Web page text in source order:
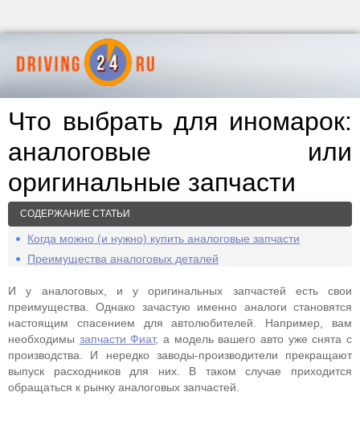
Что выбрать для иномарок:
аналоговые или
оригинальные запчасти
СОДЕРЖАНИЕ СТАТЬИ
Когда можно (и нужно) купить аналоговые запчасти
Преимущества аналоговых деталей
И у аналоговых, и у оригинальных запчастей есть свои
преимущества. Однако зачастую именно аналоги становятся
настоящим спасением для автолюбителей. Например, вам
необходимы запчасти Фиат, а модель вашего авто уже снята с
производства. И нередко заводы-производители прекращают
выпуск расходников для них. В таком случае приходится
обращаться к рынку аналоговых запчастей.